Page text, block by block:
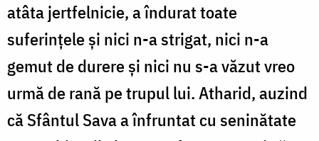
atâta jertfelnicie, a îndurat toate
suferinţele şi nici n-a strigat, nici n-a
gemut de durere şi nici nu s-a văzut vreo
urmă de rană pe trupul lui. Atharid, auzind
că Sfântul Sava a înfruntat cu seninătate